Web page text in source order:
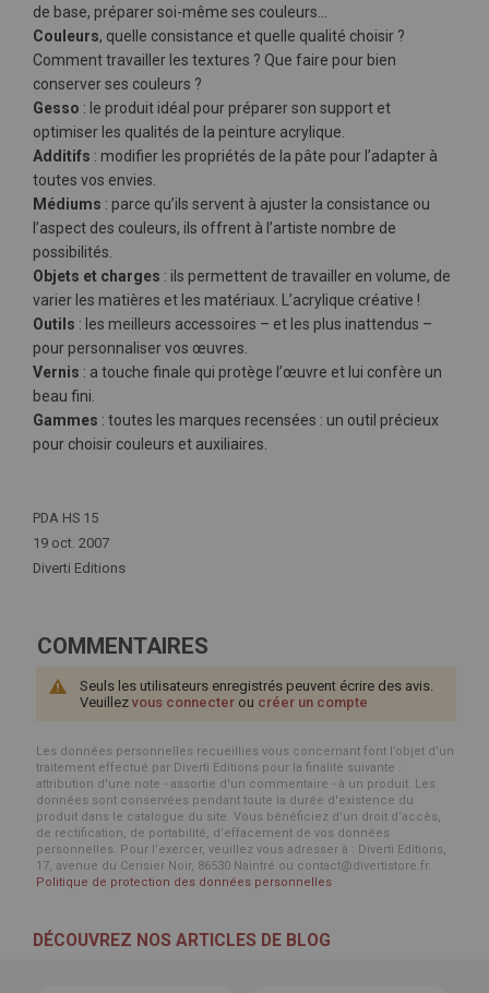
de base, préparer soi-même ses couleurs…
Couleurs, quelle consistance et quelle qualité choisir ?
Comment travailler les textures ? Que faire pour bien
conserver ses couleurs ?
Gesso : le produit idéal pour préparer son support et
optimiser les qualités de la peinture acrylique.
Additifs : modifier les propriétés de la pâte pour l’adapter à
toutes vos envies.
Médiums : parce qu’ils servent à ajuster la consistance ou
l’aspect des couleurs, ils offrent à l’artiste nombre de
possibilités.
Objets et charges : ils permettent de travailler en volume, de
varier les matières et les matériaux. L’acrylique créative !
Outils : les meilleurs accessoires – et les plus inattendus –
pour personnaliser vos œuvres.
Vernis : a touche finale qui protège l’œuvre et lui confère un
beau fini.
Gammes : toutes les marques recensées : un outil précieux
pour choisir couleurs et auxiliaires.
d'infos
PDA HS 15
19 oct. 2007
Diverti Editions
COMMENTAIRES
Seuls les utilisateurs enregistrés peuvent écrire des avis.
Veuillez vous connecter ou créer un compte
Les données personnelles recueillies vous concernant font l’objet d’un
traitement effectué par Diverti Editions pour la finalité suivante :
attribution d'une note - assortie d'un commentaire - à un produit. Les
données sont conservées pendant toute la durée d'existence du
produit dans le catalogue du site. Vous bénéficiez d’un droit d’accès,
de rectification, de portabilité, d’effacement de vos données
personnelles. Pour l’exercer, veuillez vous adresser à : Diverti Editions,
17, avenue du Cerisier Noir, 86530 Naintré ou contact@divertistore.fr.
Politique de protection des données personnelles
DÉCOUVREZ NOS ARTICLES DE BLOG